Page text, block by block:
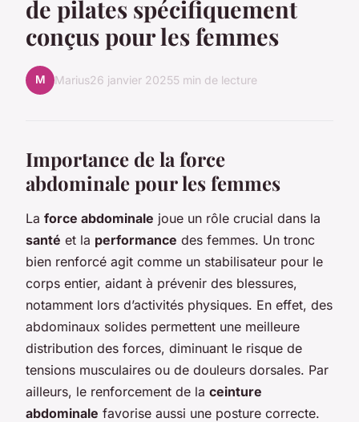
de pilates spécifiquement
conçus pour les femmes
M Marius26 janvier 20255 min de lecture
Importance de la force
abdominale pour les femmes
La force abdominale joue un rôle crucial dans la
santé et la performance des femmes. Un tronc
bien renforcé agit comme un stabilisateur pour le
corps entier, aidant à prévenir des blessures,
notamment lors d’activités physiques. En effet, des
abdominaux solides permettent une meilleure
distribution des forces, diminuant le risque de
tensions musculaires ou de douleurs dorsales. Par
ailleurs, le renforcement de la ceinture
abdominale favorise aussi une posture correcte.